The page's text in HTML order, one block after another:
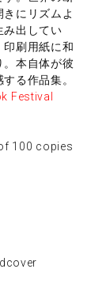
にリズムよ
み出してい
印刷用紙に和
本自体が彼
る作品集。
Festival
100 copies